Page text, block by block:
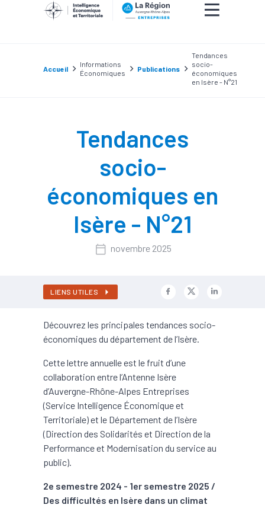
Accueil
Informations
Économiques
Publications
Tendances
socio-
économiques
en Isère - N°21
Tendances
socio-
économiques en
Isère - N°21
novembre 2025
LIENS UTILES
Découvrez les principales tendances socio-
économiques du département de l’Isère.
Cette lettre annuelle est le fruit d’une
collaboration entre l’Antenne Isère
d’Auvergne-Rhône-Alpes Entreprises
(Service Intelligence Économique et
Territoriale) et le Département de l’Isère
(Direction des Solidarités et Direction de la
Performance et Modernisation du service au
public).
2e semestre 2024 - 1er semestre 2025 /
Des difficultés en Isère dans un climat